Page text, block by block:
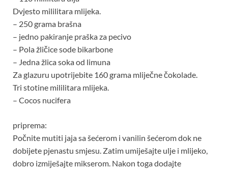
Dvjesto mililitara mlijeka.
– 250 grama brašna
– jedno pakiranje praška za pecivo
– Pola žličice sode bikarbone
– Jedna žlica soka od limuna
Za glazuru upotrijebite 160 grama mliječne čokolade.
Tri stotine mililitara mlijeka.
– Cocos nucifera
priprema:
Počnite mutiti jaja sa šećerom i vanilin šećerom dok ne
dobijete pjenastu smjesu. Zatim umiješajte ulje i mlijeko,
dobro izmiješajte mikserom. Nakon toga dodajte